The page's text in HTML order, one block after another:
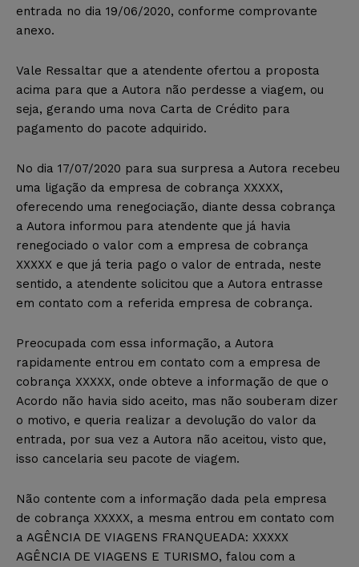
entrada no dia 19/06/2020, conforme comprovante
anexo.
Vale Ressaltar que a atendente ofertou a proposta
acima para que a Autora não perdesse a viagem, ou
seja, gerando uma nova Carta de Crédito para
pagamento do pacote adquirido.
No dia 17/07/2020 para sua surpresa a Autora recebeu
uma ligação da empresa de cobrança XXXXX,
oferecendo uma renegociação, diante dessa cobrança
a Autora informou para atendente que já havia
renegociado o valor com a empresa de cobrança
XXXXX e que já teria pago o valor de entrada, neste
sentido, a atendente solicitou que a Autora entrasse
em contato com a referida empresa de cobrança.
Preocupada com essa informação, a Autora
rapidamente entrou em contato com a empresa de
cobrança XXXXX, onde obteve a informação de que o
Acordo não havia sido aceito, mas não souberam dizer
o motivo, e queria realizar a devolução do valor da
entrada, por sua vez a Autora não aceitou, visto que,
isso cancelaria seu pacote de viagem.
Não contente com a informação dada pela empresa
de cobrança XXXXX, a mesma entrou em contato com
a AGÊNCIA DE VIAGENS FRANQUEADA: XXXXX
AGÊNCIA DE VIAGENS E TURISMO, falou com a